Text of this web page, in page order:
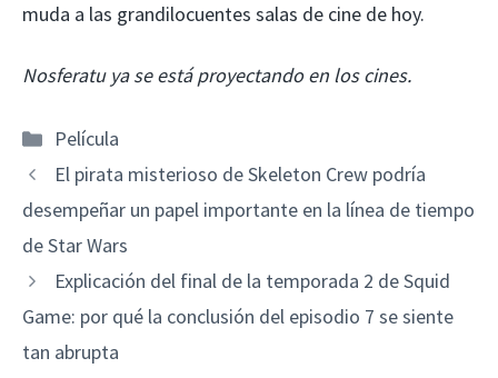
muda a las grandilocuentes salas de cine de hoy.
Nosferatu ya se está proyectando en los cines.
Categorías
Película
El pirata misterioso de Skeleton Crew podría
desempeñar un papel importante en la línea de tiempo
de Star Wars
Explicación del final de la temporada 2 de Squid
Game: por qué la conclusión del episodio 7 se siente
tan abrupta